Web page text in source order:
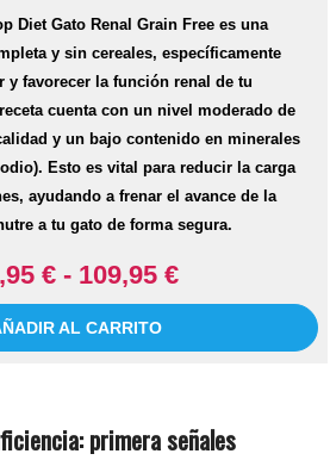
Diet Gato Renal Grain Free es una
y sin cereales, específicamente
y favorecer la función renal de tu
cuenta con un nivel moderado de
y un bajo contenido en minerales
Esto es vital para reducir la carga
ayudando a frenar el avance de la
a tu gato de forma segura.
€ - 109,95 €
AL CARRITO
primera señales